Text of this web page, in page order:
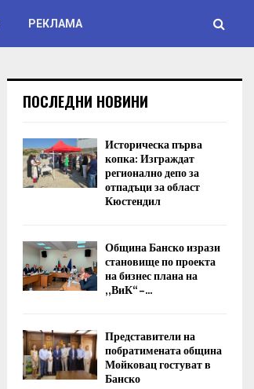
РЕКЛАМА
ПОСЛЕДНИ НОВИНИ
Историческа първа
копка: Изграждат
регионално депо за
отпадъци за област
Кюстендил
Община Банско изрази
становище по проекта
на бизнес плана на
„ВиК“ –...
Представители на
побратимената община
Мойковац гостуват в
Банско